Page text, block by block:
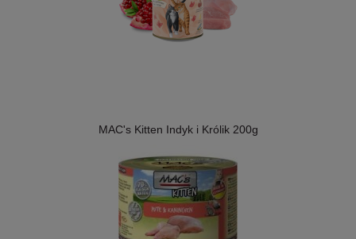
MAC's Kitten Indyk i Królik 200g